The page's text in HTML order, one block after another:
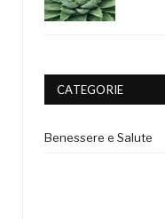
CATEGORIE
Benessere e Salute